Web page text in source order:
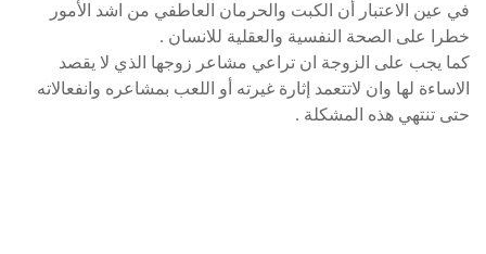
في عين الاعتبار أن الكبت والحرمان العاطفي من اشد الأمور
خطرا على الصحة النفسية والعقلية للانسان .
كما يجب على الزوجة ان تراعي مشاعر زوجها الذي لا يقصد
الاساءة لها وان لاتتعمد إثارة غيرته أو اللعب بمشاعره وانفعالاته
حتى تنتهي هذه المشكلة .